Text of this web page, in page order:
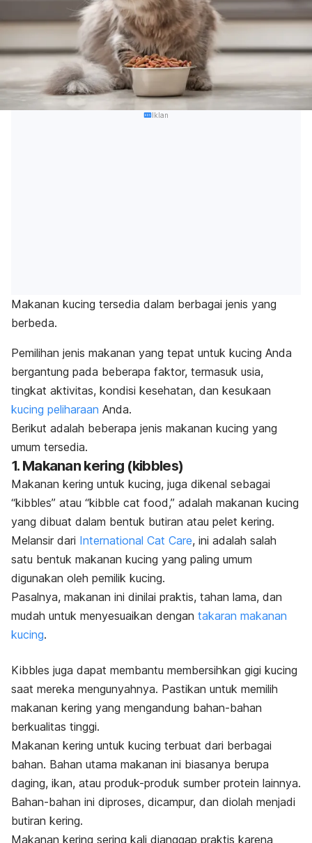
Iklan
Makanan kucing tersedia dalam berbagai jenis yang
berbeda.
Pemilihan jenis makanan yang tepat untuk kucing Anda
bergantung pada beberapa faktor, termasuk usia,
tingkat aktivitas, kondisi kesehatan, dan kesukaan
kucing peliharaan Anda.
Berikut adalah beberapa jenis makanan kucing yang
umum tersedia.
1. Makanan kering (kibbles)
Makanan kering untuk kucing, juga dikenal sebagai
“kibbles” atau “kibble cat food,” adalah makanan kucing
yang dibuat dalam bentuk butiran atau pelet kering.
Melansir dari International Cat Care, ini adalah salah
satu bentuk makanan kucing yang paling umum
digunakan oleh pemilik kucing.
Pasalnya, makanan ini dinilai praktis, tahan lama, dan
mudah untuk menyesuaikan dengan takaran makanan
kucing.
Kibbles juga dapat membantu membersihkan gigi kucing
saat mereka mengunyahnya. Pastikan untuk memilih
makanan kering yang mengandung bahan-bahan
berkualitas tinggi.
Makanan kering untuk kucing terbuat dari berbagai
bahan. Bahan utama makanan ini biasanya berupa
daging, ikan, atau produk-produk sumber protein lainnya.
Bahan-bahan ini diproses, dicampur, dan diolah menjadi
butiran kering.
Makanan kering sering kali dianggap praktis karena